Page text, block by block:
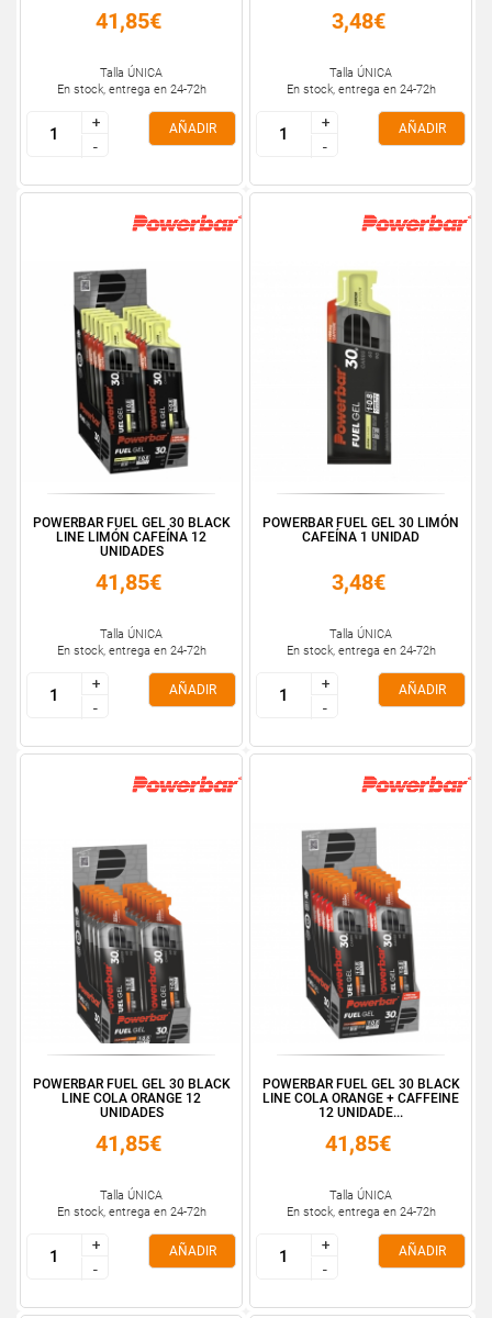
41,85€
Talla ÚNICA
En stock, entrega en 24-72h
+
-
+
-
AÑADIR
3,48€
Talla ÚNICA
En stock, entrega en 24-72h
+
-
+
-
AÑADIR
POWERBAR FUEL GEL 30 BLACK
LINE LIMÓN CAFEÍNA 12
UNIDADES
41,85€
Talla ÚNICA
En stock, entrega en 24-72h
+
-
+
-
AÑADIR
POWERBAR FUEL GEL 30 LIMÓN
CAFEÍNA 1 UNIDAD
3,48€
Talla ÚNICA
En stock, entrega en 24-72h
+
-
+
-
AÑADIR
POWERBAR FUEL GEL 30 BLACK
LINE COLA ORANGE 12
UNIDADES
41,85€
Talla ÚNICA
En stock, entrega en 24-72h
+
-
+
-
AÑADIR
POWERBAR FUEL GEL 30 BLACK
LINE COLA ORANGE + CAFFEINE
12 UNIDADE...
41,85€
Talla ÚNICA
En stock, entrega en 24-72h
+
-
+
-
AÑADIR